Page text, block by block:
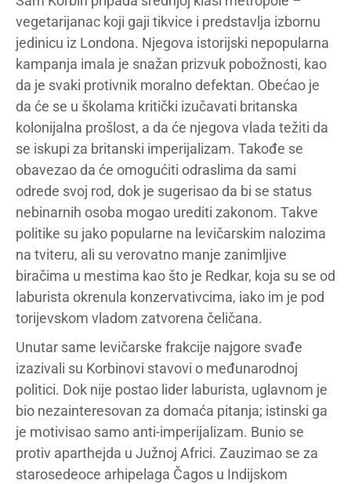
vegetarijanac koji gaji tikvice i predstavlja izbornu
jedinicu iz Londona. Njegova istorijski nepopularna
kampanja imala je snažan prizvuk pobožnosti, kao
da je svaki protivnik moralno defektan. Obećao je
da će se u školama kritički izučavati britanska
kolonijalna prošlost, a da će njegova vlada težiti da
se iskupi za britanski imperijalizam. Takođe se
obavezao da će omogućiti odraslima da sami
odrede svoj rod, dok je sugerisao da bi se status
nebinarnih osoba mogao urediti zakonom. Takve
politike su jako popularne na levičarskim nalozima
na tviteru, ali su verovatno manje zanimljive
biračima u mestima kao što je Redkar, koja su se od
laburista okrenula konzervativcima, iako im je pod
torijevskom vladom zatvorena čeličana.
Unutar same levičarske frakcije najgore svađe
izazivali su Korbinovi stavovi o međunarodnoj
politici. Dok nije postao lider laburista, uglavnom je
bio nezainteresovan za domaća pitanja; istinski ga
je motivisao samo anti-imperijalizam. Bunio se
protiv aparthejda u Južnoj Africi. Zauzimao se za
starosedeoce arhipelaga Čagos u Indijskom